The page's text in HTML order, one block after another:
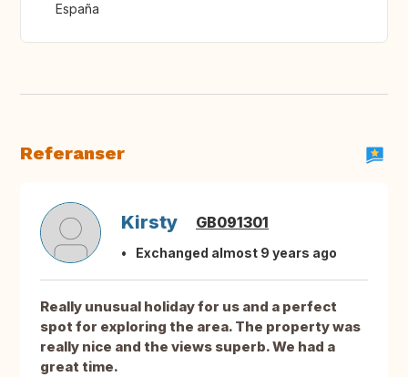
España
Referanser
Kirsty GB091301
Exchanged almost 9 years ago
Really unusual holiday for us and a perfect
spot for exploring the area. The property was
really nice and the views superb. We had a
great time.